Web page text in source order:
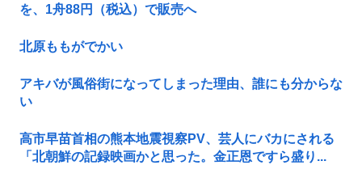
を、1舟88円（税込）で販売へ
北原ももがでかい
アキバが風俗街になってしまった理由、誰にも分からな
い
高市早苗首相の熊本地震視察PV、芸人にバカにされる
「北朝鮮の記録映画かと思った。金正恩ですら盛り...